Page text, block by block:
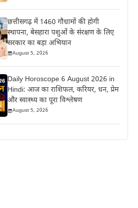
छत्तीसगढ़ में 1460 गौधामों की होगी
स्थापना, बेसहारा पशुओं के संरक्षण के लिए
सरकार का बड़ा अभियान
August 5, 2026
Daily Horoscope 6 August 2026 in
Hindi: आज का राशिफल, करियर, धन, प्रेम
और स्वास्थ्य का पूरा विश्लेषण
August 5, 2026